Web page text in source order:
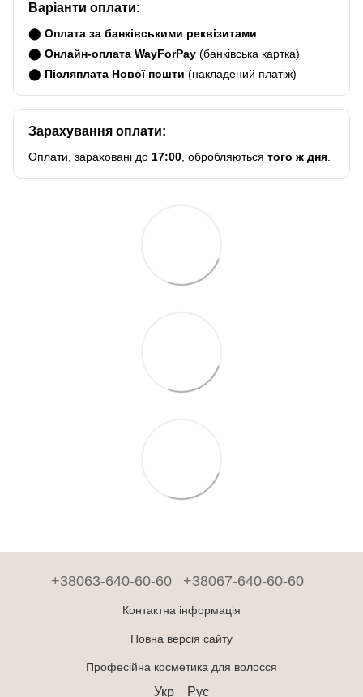
Варіанти оплати:
⬤ Оплата за банківськими реквізитами
⬤ Онлайн-оплата WayForPay (банківська картка)
⬤ Післяплата Нової пошти (накладений платіж)
Зарахування оплати:
Оплати, зараховані до 17:00 , обробляються того ж дня
+38063-640-60-60 +38067-640-60-60
Контактна інформація
Повна версія сайту
Професійна косметика для волосся
Укр Рус